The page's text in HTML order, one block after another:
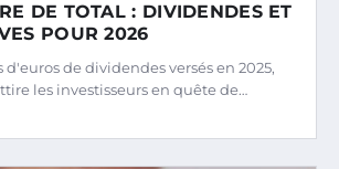
DE TOTAL : DIVIDENDES ET
POUR 2026
de dividendes versés en 2025,
les investisseurs en quête de…